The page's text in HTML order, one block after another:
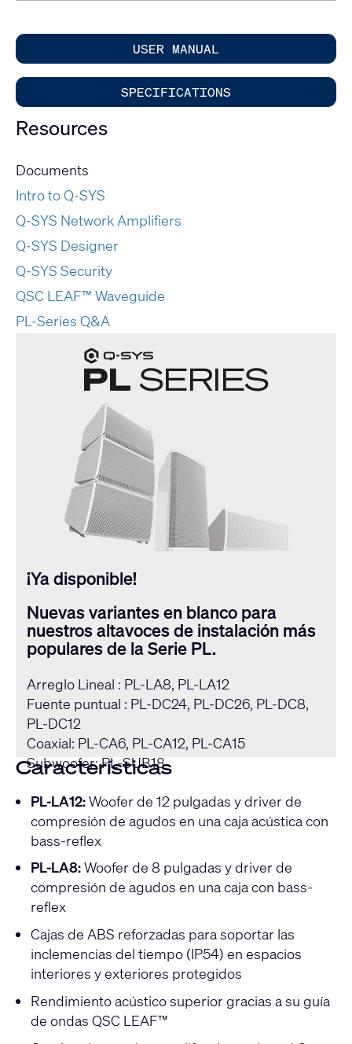
USER MANUAL
SPECIFICATIONS
Resources
Documents
Intro to Q-SYS
Q-SYS Network Amplifiers
Q-SYS Designer
Q-SYS Security
QSC LEAF™ Waveguide
PL-Series Q&A
¡Ya disponible!
Nuevas variantes en blanco para
nuestros altavoces de instalación más
populares de la Serie PL.
Arreglo Lineal : PL-LA8, PL-LA12
Fuente puntual : PL-DC24, PL-DC26, PL-DC8,
PL-DC12
Coaxial: PL-CA6, PL-CA12, PL-CA15
Subwoofer: PL-SUB18
Características
PL-LA12:Woofer de 12 pulgadas y driver de
compresión de agudos en una caja acústica con
bass-reflex
PL-LA8:Woofer de 8 pulgadas y driver de
compresión de agudos en una caja con bass-
reflex
Cajas de ABS reforzadas para soportar las
inclemencias del tiempo (IP54) en espacios
interiores y exteriores protegidos
Rendimiento acústico superior gracias a su guía
de ondas QSC LEAF™